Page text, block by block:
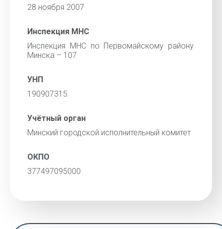
28 ноября 2007
Инспекция МНС
Инспекция МНС по Первомайскому району
Минска – 107
УНП
190907315
Учётный орган
Минский городской исполнительный комитет
ОКПО
377497095000